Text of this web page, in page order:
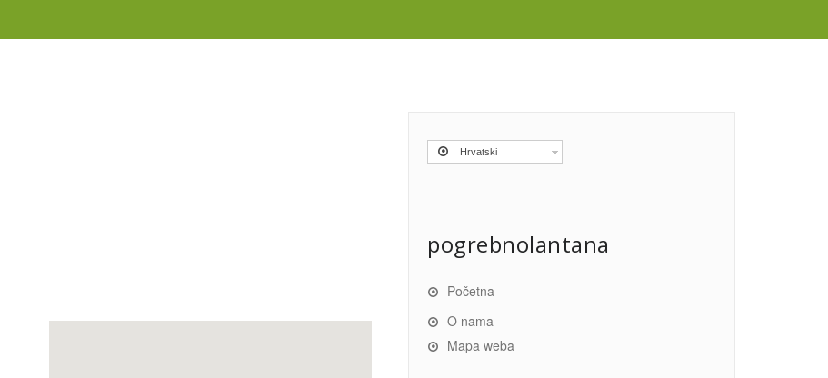
Hrvatski
pogrebnolantana
Početna
O nama
Mapa weba